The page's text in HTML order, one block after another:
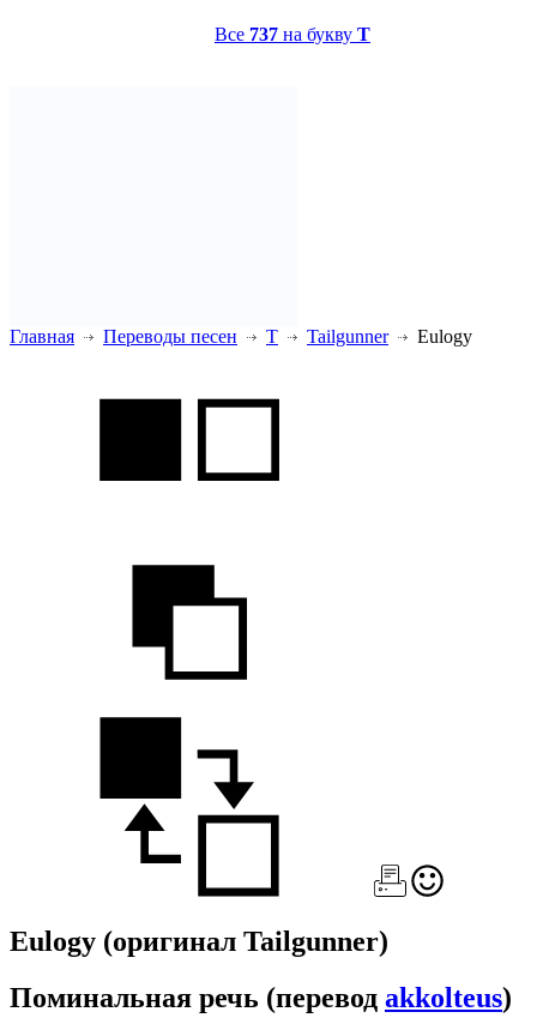
Все 737 на букву T
Главная Переводы песен T Tailgunner Eulogy
Eulogy (оригинал Tailgunner)
Поминальная речь (перевод akkolteus)